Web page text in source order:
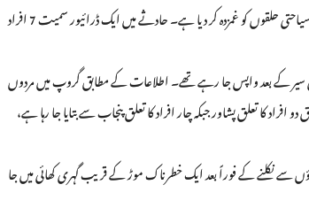
دیامر: پاکستان کے معروف سیاحتی مقام فیری میڈوز کے راستے پر پیش آنے والے المناک جیپ حادثے نے سیاحتی حلقوں کو غمزدہ کر دیا ہے۔ حادثے میں ایک ڈرائیور سمیت 7 افراد
سیر کے بعد واپس جا رہے تھے۔ اطلاعات کے مطابق گروپ میں مردوں
کا تعلق پشاور جبکہ چار افراد کا تعلق پنجاب سے بتایا جا رہا ہے،
سے نکلنے کے فوراً بعد ایک خطرناک موڑ کے قریب گہری کھائی میں جا